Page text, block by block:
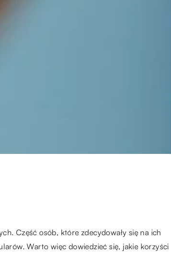
Część osób, które zdecydowały się na ich
Warto więc dowiedzieć się, jakie korzyści